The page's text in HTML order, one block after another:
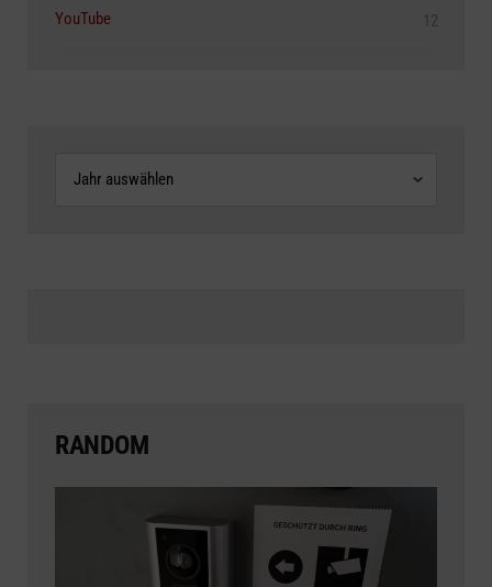
YouTube 12
RANDOM